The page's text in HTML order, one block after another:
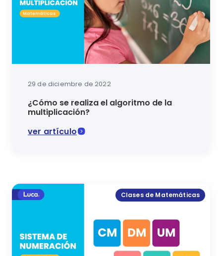
29 de diciembre de 2022
¿Cómo se realiza el algoritmo de la
multiplicación?
ver artículo
Clases de Matemáticas